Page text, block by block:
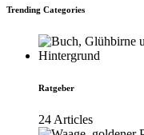
Trending Categories
Ratgeber
24 Articles